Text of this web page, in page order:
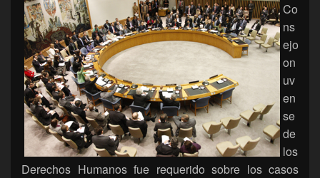
Co
ns
ejo
on
uv
en
se
de
los
Derechos Humanos fue requerido sobre los casos